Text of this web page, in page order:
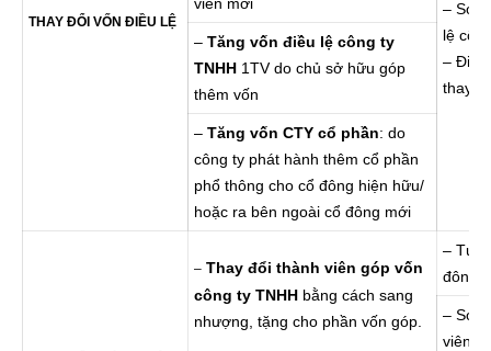
THAY ĐỔI VỐN ĐIỀU LỆ
–
lệ
– Đi
thay
– Tăng vốn điều lệ công ty
TNHH 1TV do chủ sở hữu góp
thêm vốn
– Tăng vốn CTY cổ phần: do
công ty phát hành thêm cổ phần
phổ thông cho cổ đông hiện hữu/
hoặc ra bên ngoài cổ đông mới
– Thay đổi thành viên góp vốn
công ty TNHH bằng cách sang
nhượng, tặng cho phần vốn góp.
– Tư
đông
–
viên/